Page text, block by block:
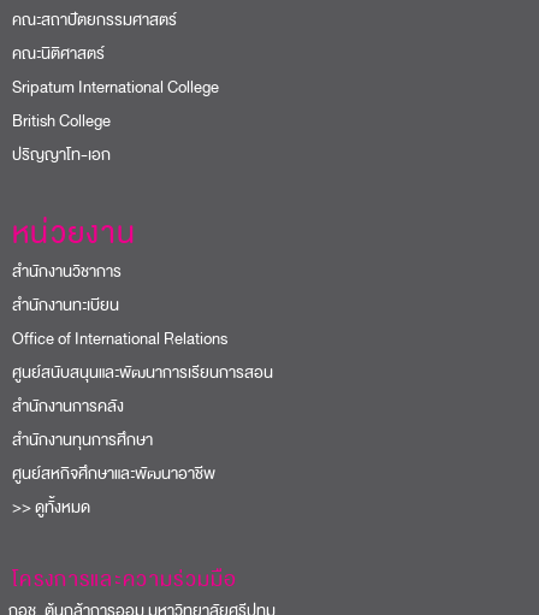
คณะสถาปัตยกรรมศาสตร์
คณะนิติศาสตร์
Sripatum International College
British College
ปริญญาโท-เอก
หน่วยงาน
สำนักงานวิชาการ
สำนักงานทะเบียน
Office of International Relations
ศูนย์สนับสนุนและพัฒนาการเรียนการสอน
สำนักงานการคลัง
สำนักงานทุนการศึกษา
ศูนย์สหกิจศึกษาและพัฒนาอาชีพ
>> ดูทั้งหมด
โครงการและความร่วมมือ